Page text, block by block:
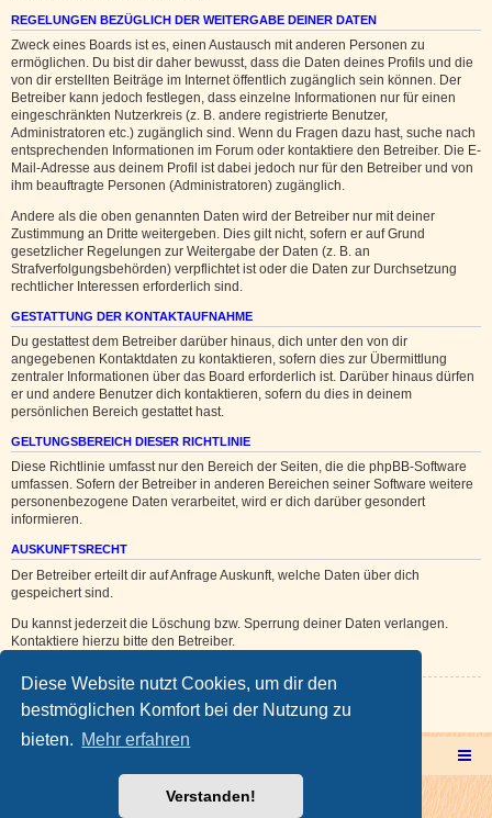
Diese Website nutzt Cookies, um dir den
bestmöglichen Komfort bei der Nutzung zu
bieten. Mehr erfahren
Verstanden!
REGELUNGEN BEZÜGLICH DER WEITERGABE DEINER DATEN
Zweck eines Boards ist es, einen Austausch mit anderen Personen zu
ermöglichen. Du bist dir daher bewusst, dass die Daten deines Profils und die
von dir erstellten Beiträge im Internet öffentlich zugänglich sein können. Der
Betreiber kann jedoch festlegen, dass einzelne Informationen nur für einen
eingeschränkten Nutzerkreis (z. B. andere registrierte Benutzer,
Administratoren etc.) zugänglich sind. Wenn du Fragen dazu hast, suche nach
entsprechenden Informationen im Forum oder kontaktiere den Betreiber. Die E-
Mail-Adresse aus deinem Profil ist dabei jedoch nur für den Betreiber und von
ihm beauftragte Personen (Administratoren) zugänglich.
Andere als die oben genannten Daten wird der Betreiber nur mit deiner
Zustimmung an Dritte weitergeben. Dies gilt nicht, sofern er auf Grund
gesetzlicher Regelungen zur Weitergabe der Daten (z. B. an
Strafverfolgungsbehörden) verpflichtet ist oder die Daten zur Durchsetzung
rechtlicher Interessen erforderlich sind.
GESTATTUNG DER KONTAKTAUFNAHME
Du gestattest dem Betreiber darüber hinaus, dich unter den von dir
angegebenen Kontaktdaten zu kontaktieren, sofern dies zur Übermittlung
zentraler Informationen über das Board erforderlich ist. Darüber hinaus dürfen
er und andere Benutzer dich kontaktieren, sofern du dies in deinem
persönlichen Bereich gestattet hast.
GELTUNGSBEREICH DIESER RICHTLINIE
Diese Richtlinie umfasst nur den Bereich der Seiten, die die phpBB-Software
umfassen. Sofern der Betreiber in anderen Bereichen seiner Software weitere
personenbezogene Daten verarbeitet, wird er dich darüber gesondert
informieren.
AUSKUNFTSRECHT
Der Betreiber erteilt dir auf Anfrage Auskunft, welche Daten über dich
gespeichert sind.
Du kannst jederzeit die Löschung bzw. Sperrung deiner Daten verlangen.
Kontaktiere hierzu bitte den Betreiber.
Zurück zur vorherigen Seite
Powered byphpBB® Forum Software © phpBB Limited
phpBB.de